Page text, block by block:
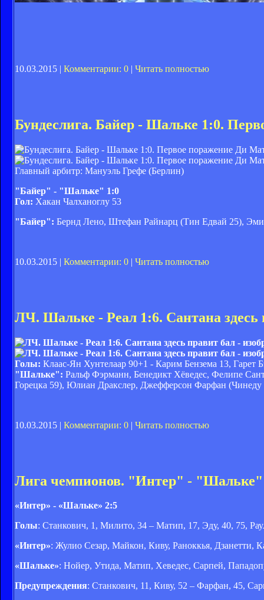
10.03.2015 | Комментарии: 0 | Читать полностью
Бундеслига. Байер - Шальке 1:0.
Главный арбитр: Мануэль Грефе (Берлин)
"Байер" - "Шальке" 1:0
Гол: Хакан Чалханоглу 53
"Байер": Бернд Лено, Штефан Райнарц (Тин Едвай 25),
10.03.2015 | Комментарии: 0 | Читать полностью
ЛЧ. Шальке - Реал 1:6. Сантана здесь
Голы: Клаас-Ян Хунтелаар 90+1 - Карим Бензема 13,
"Шальке": Ральф Фэрманн, Бенедикт Хёведес, Фелипе
Горецка 59), Юлиан Дракслер, Джефферсон Фарфан (Чинеду
10.03.2015 | Комментарии: 0 | Читать полностью
Лига чемпионов. "Интер" - "Шальке"
«Интер» - «Шальке» 2:5
Голы: Станкович, 1, Милито, 34 – Матип, 17, Эду, 40, 75,
«Интер»: Жулио Сезар, Майкон, Киву, Раноккья,
«Шальке»: Нойер, Утида, Матип, Хеведес, Сарпей,
Предупреждения: Станкович, 11, Киву, 52 – Фарфан, 45,